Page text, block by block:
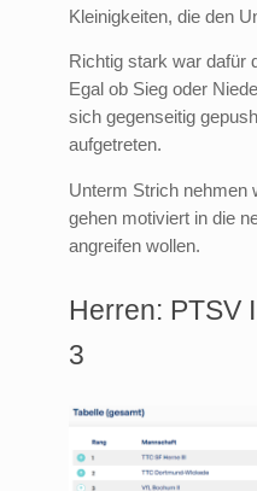
Kleinigkeiten, die den
Richtig stark war dafür
Egal ob Sieg oder
sich gegenseitig
aufgetreten.
Unterm Strich nehmen
gehen motiviert in die
angreifen wollen.
Herren: PTSV
3